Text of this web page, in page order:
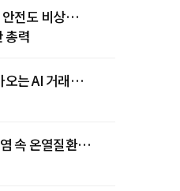
안전도 비상…
총력
오는 AI 거래…
속 온열질환…